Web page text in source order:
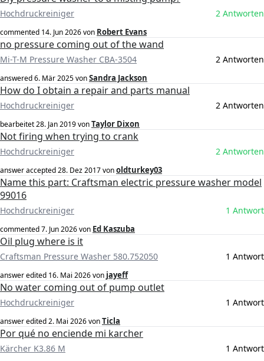
Hochdruckreiniger 2 Antworten
commented 14. Jun 2026von Robert Evans
no pressure coming out of the wand
Mi-T-M Pressure Washer CBA-3504 2 Antworten
answered6. Mär 2025vonSandra Jackson
How do I obtain a repair and parts manual
Hochdruckreiniger 2 Antworten
bearbeitet28. Jan 2019vonTaylor Dixon
Not firing when trying to crank
Hochdruckreiniger 2 Antworten
answer accepted28. Dez 2017vonoldturkey03
Name this part: Craftsman electric pressure washer model
99016
Hochdruckreiniger 1 Antwort
commented7. Jun 2026von Ed Kaszuba
Oil plug where is it
Craftsman Pressure Washer 580.752050 1 Antwort
answer edited 16. Mai 2026von jayeff
No water coming out of pump outlet
Hochdruckreiniger 1 Antwort
answer edited2. Mai 2026vonTicla
Por qué no enciende mi karcher
Kärcher K3.86 M 1 Antwort